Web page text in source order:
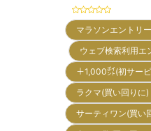
マラソンエントリ
ウェブ検索利用
＋1,000㌽(初サー
ラクマ(買い回り
サーティワン(買